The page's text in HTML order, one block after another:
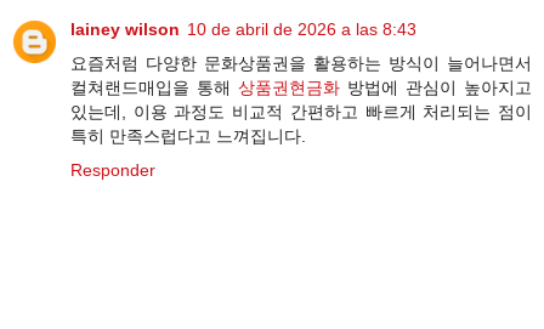
lainey wilson 10 de abril de 2026 a las 8:43
요즘처럼 다양한 문화상품권을 활용하는 방식이 늘어나면서
컬쳐랜드매입을 통해 상품권현금화 방법에 관심이 높아지고
있는데, 이용 과정도 비교적 간편하고 빠르게 처리되는 점이
특히 만족스럽다고 느껴집니다.
Responder